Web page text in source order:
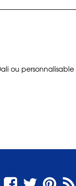
ou personnalisable